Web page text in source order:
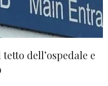
dell’ospedale e